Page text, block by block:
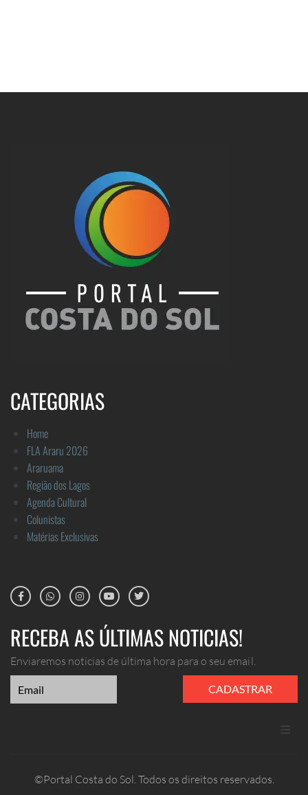
CATEGORIAS
Home
FLA Araru 2026
Araruama
Região dos Lagos
Agenda Cultural
Colunistas
Matérias Exclusivas
RECEBA AS ÚLTIMAS NOTICIAS!
Enviaremos noticias de última hora para o seu email.
CADASTRAR
©Portal Costa do Sol. Todos os direitos reservados.